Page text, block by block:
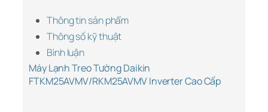
Thông tin sản phẩm
Thông số kỹ thuật
Bình luận
Máy Lạnh Treo Tường Daikin
FTKM25AVMV/RKM25AVMV Inverter Cao Cấp